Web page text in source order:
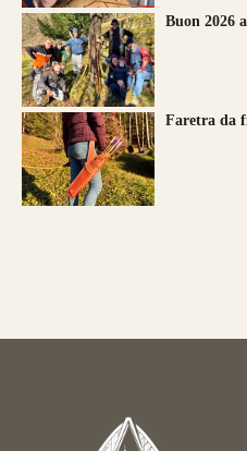
Buon 2026
Faretra da